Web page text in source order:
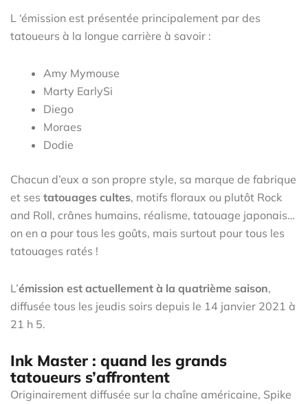
L ‘émission est présentée principalement par des
tatoueurs à la longue carrière à savoir :
Amy Mymouse
Marty EarlySi
Diego
Moraes
Dodie
Chacun d’eux a son propre style, sa marque de fabrique
et ses tatouages cultes, motifs floraux ou plutôt Rock
and Roll, crânes humains, réalisme, tatouage japonais…
on en a pour tous les goûts, mais surtout pour tous les
tatouages ratés !
L’émission est actuellement à la quatrième saison,
diffusée tous les jeudis soirs depuis le 14 janvier 2021 à
21 h 5.
Ink Master : quand les grands
tatoueurs s’affrontent
Originairement diffusée sur la chaîne américaine, Spike